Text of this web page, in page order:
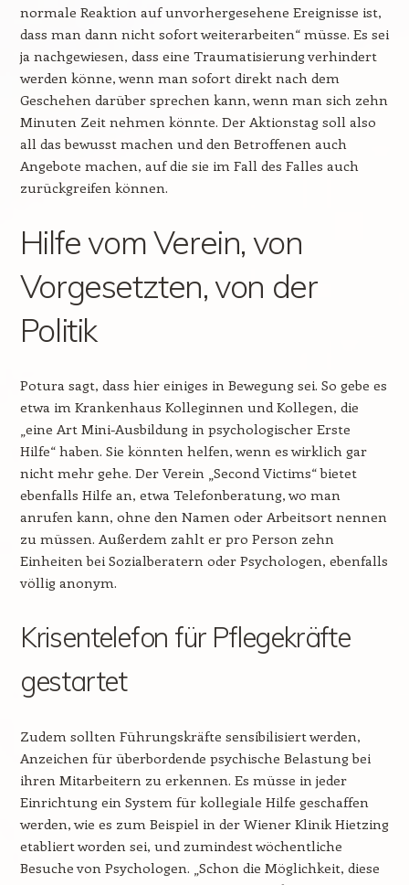
normale Reaktion auf unvorhergesehene Ereignisse ist,
dass man dann nicht sofort weiterarbeiten“ müsse. Es sei
ja nachgewiesen, dass eine Traumatisierung verhindert
werden könne, wenn man sofort direkt nach dem
Geschehen darüber sprechen kann, wenn man sich zehn
Minuten Zeit nehmen könnte. Der Aktionstag soll also
all das bewusst machen und den Betroffenen auch
Angebote machen, auf die sie im Fall des Falles auch
zurückgreifen können.
Hilfe vom Verein, von
Vorgesetzten, von der
Politik
Potura sagt, dass hier einiges in Bewegung sei. So gebe es
etwa im Krankenhaus Kolleginnen und Kollegen, die
„eine Art Mini-Ausbildung in psychologischer Erste
Hilfe“ haben. Sie könnten helfen, wenn es wirklich gar
nicht mehr gehe. Der Verein „Second Victims“ bietet
ebenfalls Hilfe an, etwa Telefonberatung, wo man
anrufen kann, ohne den Namen oder Arbeitsort nennen
zu müssen. Außerdem zahlt er pro Person zehn
Einheiten bei Sozialberatern oder Psychologen, ebenfalls
völlig anonym.
Krisentelefon für Pflegekräfte
gestartet
Zudem sollten Führungskräfte sensibilisiert werden,
Anzeichen für überbordende psychische Belastung bei
ihren Mitarbeitern zu erkennen. Es müsse in jeder
Einrichtung ein System für kollegiale Hilfe geschaffen
werden, wie es zum Beispiel in der Wiener Klinik Hietzing
etabliert worden sei, und zumindest wöchentliche
Besuche von Psychologen. „Schon die Möglichkeit, diese